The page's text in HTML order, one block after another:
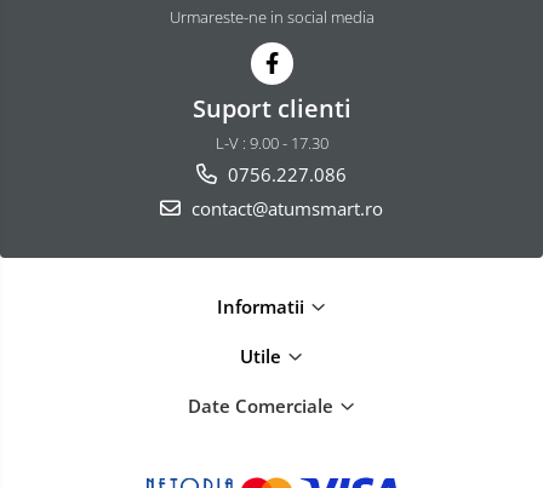
Urmareste-ne in social media
Suport clienti
L-V : 9.00 - 17.30
0756.227.086
contact@atumsmart.ro
Informatii
Utile
Date Comerciale